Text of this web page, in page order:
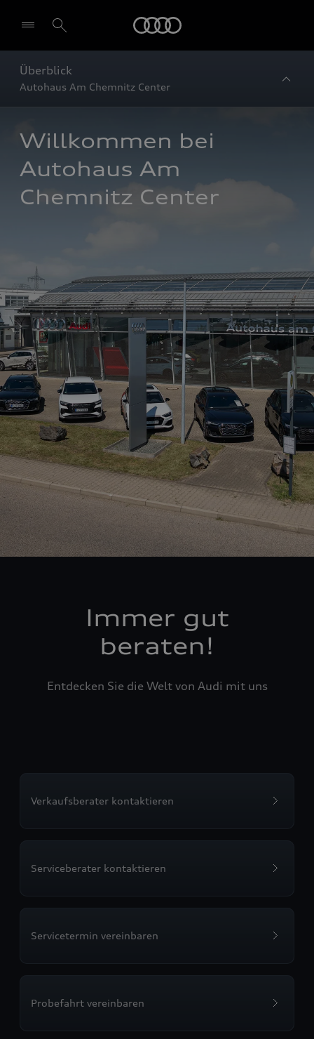
Überblick
Autohaus Am Chemnitz Center
Willkommen bei
Autohaus Am
Chemnitz Center
Immer gut
beraten!
Entdecken Sie die Welt von Audi mit uns
Verkaufsberater kontaktieren
Serviceberater kontaktieren
Servicetermin vereinbaren
Probefahrt vereinbaren